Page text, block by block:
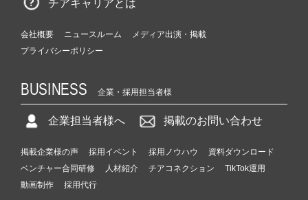
チアキャリアとは
会社概要 ニュースルーム
メディア出演・掲載
プライバシーポリシー
BUSINESS 企業・採用担当者様
企業担当者様へ 掲載のお問い合わせ
掲載企業様の声 採用イベント 採用ノウハウ
資料ダウンロード
ベンチャー合同研修
人材紹介 チアコネクション
TikTok運用
動画制作
採用代行